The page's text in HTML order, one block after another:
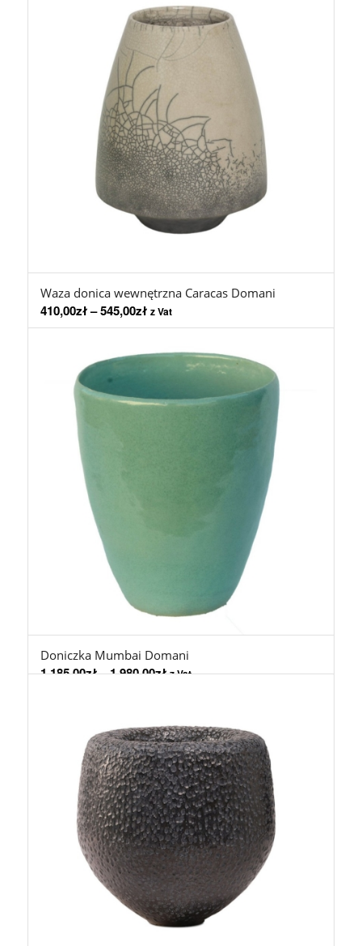
Waza donica wewnętrzna Caracas Domani
410,00zł–545,00zł z Vat
Doniczka Mumbai Domani
1.185,00zł–1.980,00zł z Vat